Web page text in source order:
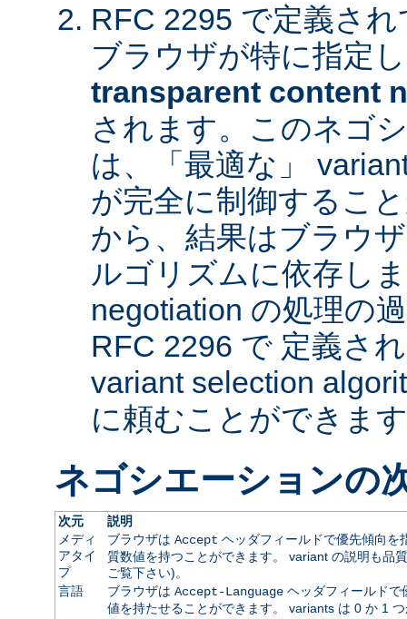
RFC 2295 で定義さ
ブラウザが特に指定
transparent content
されます。このネゴ
は、「最適な」
が完全に制御するこ
から、結果はブラウ
ルゴリズムに依存し
negotiation の処理の
RFC 2296 で 定義さ
variant selection
に頼むことができま
ネゴシエーションの
次元
説明
メディ
アタイ
プ
ブラウザは Accept ヘッダフィールドで優先傾向を
質数値を持つことができます。 variant の説明も品
ご覧下さい)。
言語
ブラウザは Accept-Languageヘッダフィールドで
値を持たせることができます。 variants は 0 か 1